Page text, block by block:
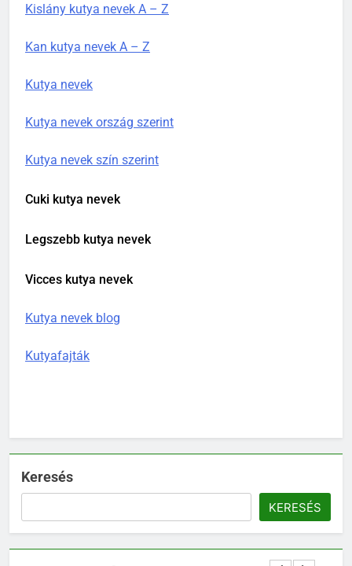
Kislány kutya nevek A – Z
Kan kutya nevek A – Z
Kutya nevek
Kutya nevek ország szerint
Kutya nevek szín szerint
Cuki kutya nevek
Legszebb kutya nevek
Vicces kutya nevek
Kutya nevek blog
Kutyafajták
Keresés
KERESÉS